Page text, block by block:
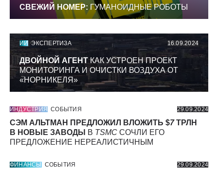
СВЕЖИЙ НОМЕР: ГУМАНОИДНЫЕ РОБОТЫ
ИИ ЭКСПЕРТИЗА 16.09.2024
ДВОЙНОЙ АГЕНТКАК УСТРОЕН ПРОЕКТ
МОНИТОРИНГА И ОЧИСТКИ ВОЗДУХА ОТ
«НОРНИКЕЛЯ»
ИНДУСТРИЯ СОБЫТИЯ 29.09.2024
СЭМ АЛЬТМАН ПРЕДЛОЖИЛ ВЛОЖИТЬ $7ТРЛН
В НОВЫЕ ЗАВОДЫ
В TSMC СОЧЛИ ЕГО
ПРЕДЛОЖЕНИЕ НЕРЕАЛИСТИЧНЫМ
ФИНАНСЫ СОБЫТИЯ 29.09.2024